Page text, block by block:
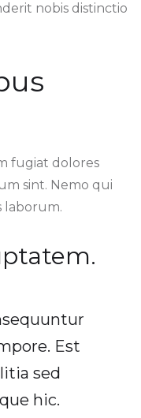
nobis distinctio
fugiat dolores
sint. Nemo qui
laborum.
Est
sed
hic.